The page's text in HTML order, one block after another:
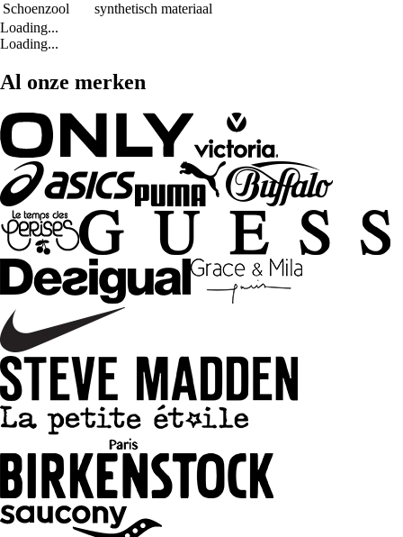
Schoenzool
synthetisch materiaal
Loading...
Loading...
Al onze merken